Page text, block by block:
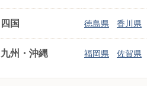
四国 徳島県 香川県
九州・沖縄 福岡県 佐賀県